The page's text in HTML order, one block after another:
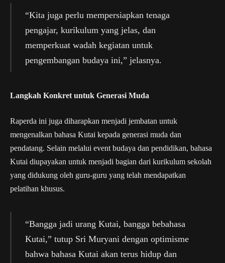
“Kita juga perlu mempersiapkan tenaga
pengajar, kurikulum yang jelas, dan
memperkuat wadah kegiatan untuk
pengembangan budaya ini,” jelasnya.
Langkah Konkret untuk Generasi Muda
Raperda ini juga diharapkan menjadi jembatan untuk
mengenalkan bahasa Kutai kepada generasi muda dan
pendatang. Selain melalui event budaya dan pendidikan, bahasa
Kutai diupayakan untuk menjadi bagian dari kurikulum sekolah
yang didukung oleh guru-guru yang telah mendapatkan
pelatihan khusus.
“Bangga jadi urang Kutai, bangga bebahasa
Kutai,” tutup Sri Muryani dengan optimisme
bahwa bahasa Kutai akan terus hidup dan